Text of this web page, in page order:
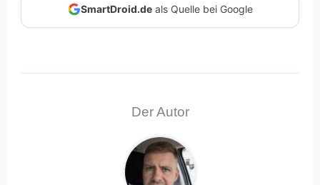
SmartDroid.deals Quelle bei Google
Der Autor